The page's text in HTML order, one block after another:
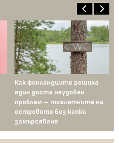
Как финландците решиха
един доста неудобен
проблем – тоалетните на
островите без капка
замърсяване